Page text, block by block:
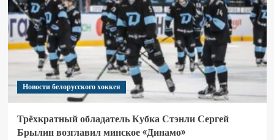
Новости белорусского хоккея
Трёхкратный обладатель Кубка Стэнли Сергей
Брылин возглавил минское «Динамо»